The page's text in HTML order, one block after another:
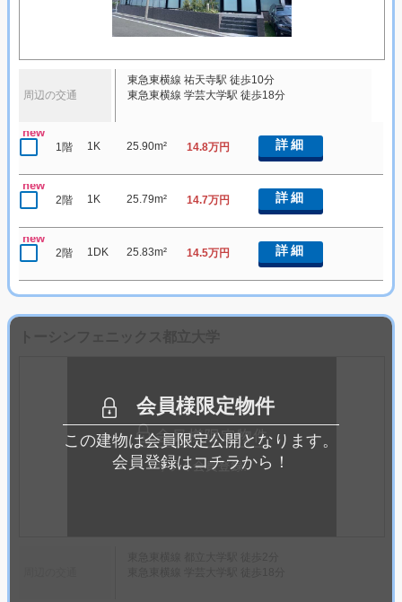
周辺の交通
東急東横線 祐天寺駅 徒歩10分
東急東横線 学芸大学駅 徒歩18分
new
1階 1K 25.90m² 14.8万円 詳細
new
2階 1K 25.79m² 14.7万円 詳細
new
2階 1DK 25.83m² 14.5万円 詳細
会員様限定物件
この建物は会員限定公開となります。
会員登録はコチラから！